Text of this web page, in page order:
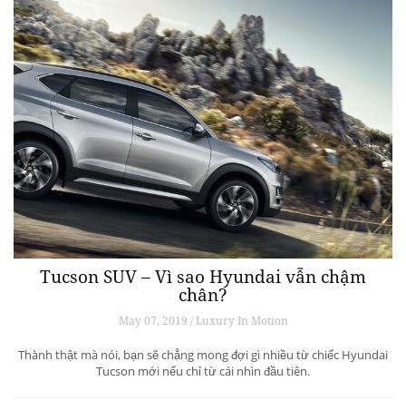
Tucson SUV – Vì sao Hyundai vẫn chậm
chân?
May 07, 2019 / Luxury In Motion
Thành thật mà nói, bạn sẽ chẳng mong đợi gì nhiều từ chiếc Hyundai
Tucson mới nếu chỉ từ cái nhìn đầu tiên.